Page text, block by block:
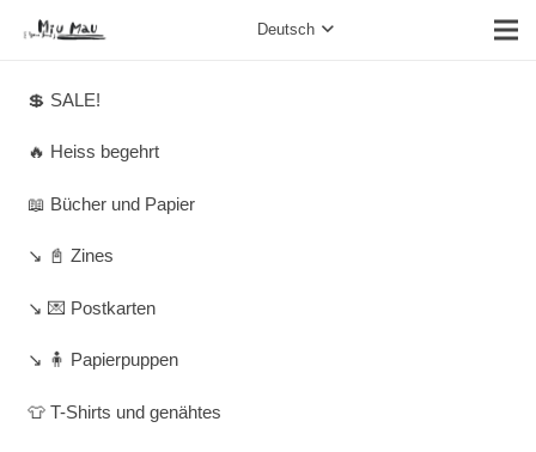
Deutsch
💲 SALE!
🔥 Heiss begehrt
📖 Bücher und Papier
↘️ 📓 Zines
↘️ 💌 Postkarten
↘️ 🧍 Papierpuppen
👕 T-Shirts und genähtes